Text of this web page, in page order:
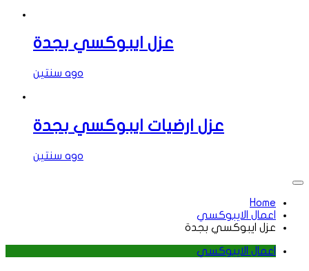
عزل ايبوكسي بجدة
سنتين ago
عزل ارضيات ايبوكسي بجدة
سنتين ago
Home
اعمال الايبوكسي
عزل ايبوكسي بجدة
اعمال الايبوكسي